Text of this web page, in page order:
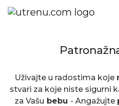
Uživajte u radostima koje
stvari za koje niste sigurni
za Vašu bebu - Angažujte